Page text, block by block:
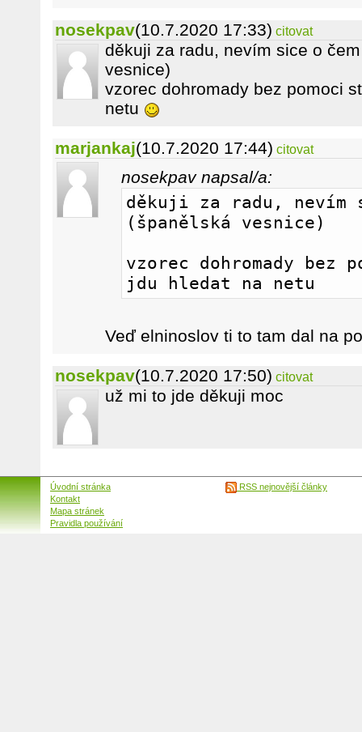
nosekpav(10.7.2020 17:33) citovat
děkuji za radu, nevím sice o
vesnice)
vzorec dohromady bez pomoci
netu
marjankaj(10.7.2020 17:44) citovat
nosekpav napsal/a:
děkuji za radu, nevím
(španělská vesnice)
vzorec dohromady bez
jdu hledat na netu
Veď elninoslov ti to tam dal na
nosekpav(10.7.2020 17:50) citovat
už mi to jde děkuji moc
Úvodní stránka
Kontakt
Mapa stránek
Pravidla používání
RSS nejnovější články